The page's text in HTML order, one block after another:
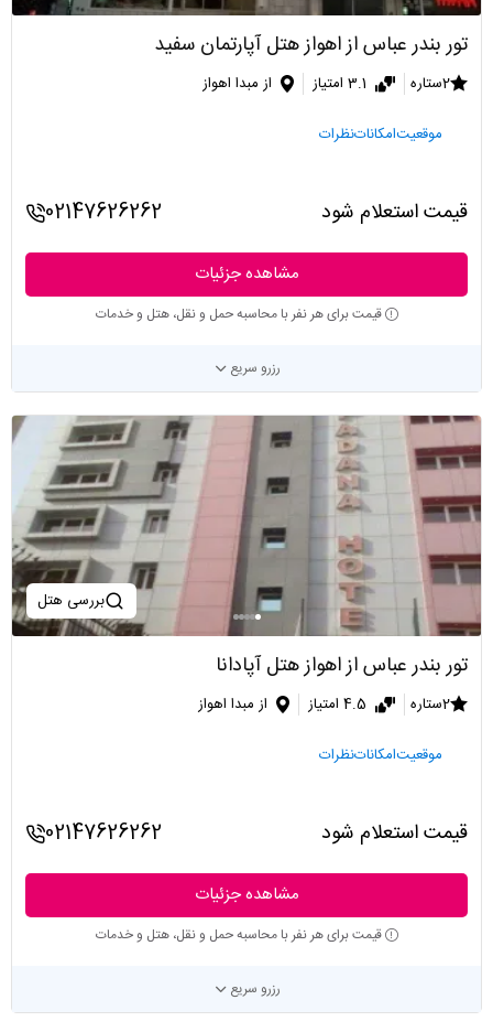
تور بندر عباس از اهواز هتل آپارتمان سفید
2ستاره 3.1 امتیاز از مبدا اهواز
موقعیتامکاناتنظرات
قیمت استعلام شود 02147626262
مشاهده جزئیات
قیمت برای هر نفر با محاسبه حمل و نقل، هتل و خدمات
رزرو سریع
بررسی هتل
تور بندر عباس از اهواز هتل آپادانا
2ستاره 4.5 امتیاز از مبدا اهواز
موقعیتامکاناتنظرات
قیمت استعلام شود 02147626262
مشاهده جزئیات
قیمت برای هر نفر با محاسبه حمل و نقل، هتل و خدمات
رزرو سریع